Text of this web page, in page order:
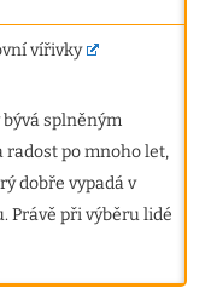
vířivky
splněným
radost po mnoho let,
dobře vypadá v
Právě při výběru lidé